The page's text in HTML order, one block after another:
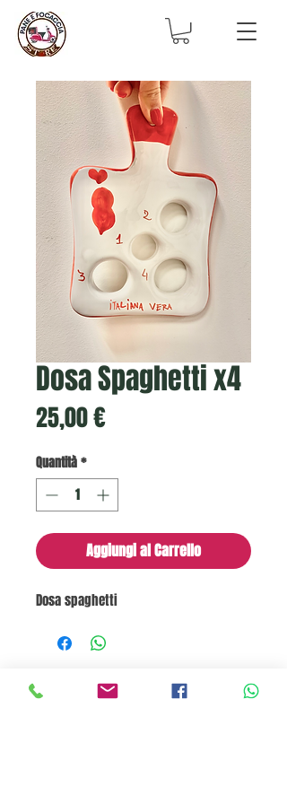
Dosa Spaghetti x4
25,00 €Prezzo
Quantità*
Aggiungi al Carrello
Dosa spaghetti